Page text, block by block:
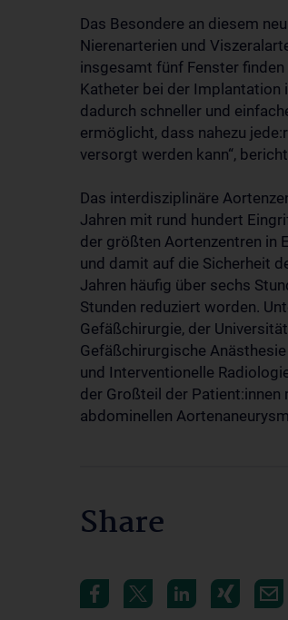
Das Besondere an diesem
Nierenarterien und
insgesamt fünf Fenster
Katheter bei der Implantation
dadurch schneller und
ermöglicht, dass nahezu
versorgt werden kann“,
Das interdisziplinäre
Jahren mit rund hundert
der größten Aortenzentren in
und damit auf die Sicherheit
Jahren häufig über sechs
Stunden reduziert worden.
Gefäßchirurgie, der
Gefäßchirurgische
und Interventionelle
der Großteil der
abdominellen
Share